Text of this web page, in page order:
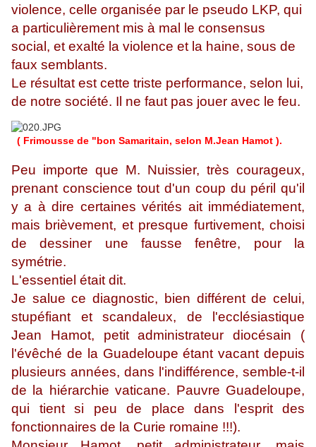
violence, celle organisée par le pseudo LKP, qui
a particulièrement mis à mal le consensus
social, et exalté la violence et la haine, sous de
faux semblants.
Le résultat est cette triste performance, selon lui,
de notre société. Il ne faut pas jouer avec le feu.
( Frimousse de "bon Samaritain, selon M.Jean Hamot ).
Peu importe que M. Nuissier, très courageux,
prenant conscience tout d'un coup du péril qu'il
y a à dire certaines vérités ait immédiatement,
mais brièvement, et presque furtivement, choisi
de dessiner une fausse fenêtre, pour la
symétrie.
L'essentiel était dit.
Je salue ce diagnostic, bien différent de celui,
stupéfiant et scandaleux, de l'ecclésiastique
Jean Hamot, petit administrateur diocésain (
l'évêché de la Guadeloupe étant vacant depuis
plusieurs années, dans l'indifférence, semble-t-il
de la hiérarchie vaticane. Pauvre Guadeloupe,
qui tient si peu de place dans l'esprit des
fonctionnaires de la Curie romaine !!!).